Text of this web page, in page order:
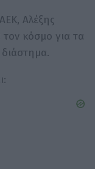
Αλέξης
κόσμο για τα